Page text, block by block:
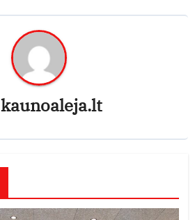
kaunoaleja.lt